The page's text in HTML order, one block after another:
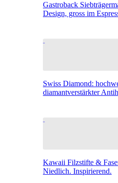
Gastroback
Design, gross im
Swiss Diamond:
diamantverstärkter
Kawaii Filzstifte &
Niedlich. Inspirierend.